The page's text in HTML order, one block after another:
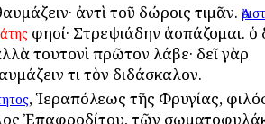
ἀντὶ τοῦ δώροις τιμᾶν.
φησί· Στρεψιάδην ἀσπάζομαι. ὁ
τουτονὶ πρῶτον λάβε· δεῖ γὰρ
τι τὸν διδάσκαλον.
, Ἱεραπόλεως τῆς Φρυγίας,
Ἐπαφροδίτου, τῶν